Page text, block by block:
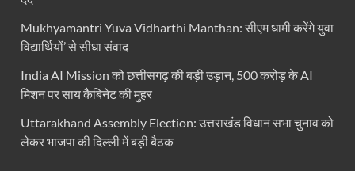
Navneet Sehgal Resignation: प्रसार भारती के
Lok Sabha 5G Service: चित्तौडगढ़ सांसद सीपी जोशी ने
Chhattisgarh Naxal Operation: मुख्यमंत्री विष्णु देव
President Putin Delhi Visit: रूसी राष्ट्रपति Putin
Mukhyamantri Yuva Vidharthi Manthan: सीएम धामी करेंगे युवा
विद्यार्थियों’ से सीधा संवाद
India AI Mission को छत्तीसगढ़ की बड़ी उड़ान, 500 करोड़ के AI
मिशन पर साय कैबिनेट की मुहर
Uttarakhand Assembly Election: उत्तराखंड विधान सभा चुनाव को
लेकर भाजपा की दिल्ली में बड़ी बैठक